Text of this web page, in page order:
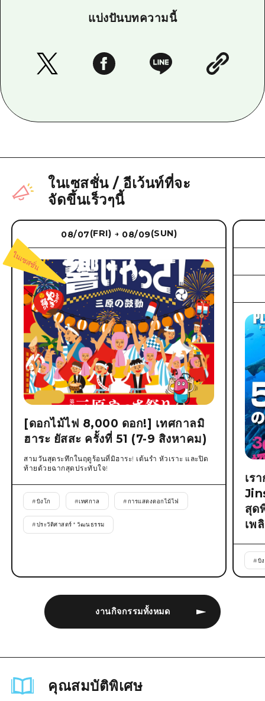
แบ่งปันบทความนี้
ในเซสชั่น/ อีเว้นท์ที่จะ
จัดขึ้นเร็วๆนี้
งานกิจกรรมทั้งหมด
08/07(FRI) → 08/09(SUN)
[ดอกไม้ไฟ 8,000 ดอก!] เทศกาลมิ
ฮาระ ยัสสะ ครั้งที่ 51 (7-9 สิงหาคม)
สามวันสุดระทึกในฤดูร้อนที่มิฮาระ! เต้นรำ หัวเราะ และปิด
ท้ายด้วยฉากสุดประทับใจ!
#บิงโก #เทศกาล #การแสดงดอกไม้ไฟ
#ประวัติศาสตร์ * วัฒนธรรม
เร
สุด
เพ
#บิ
คุณสมบัติพิเศษ